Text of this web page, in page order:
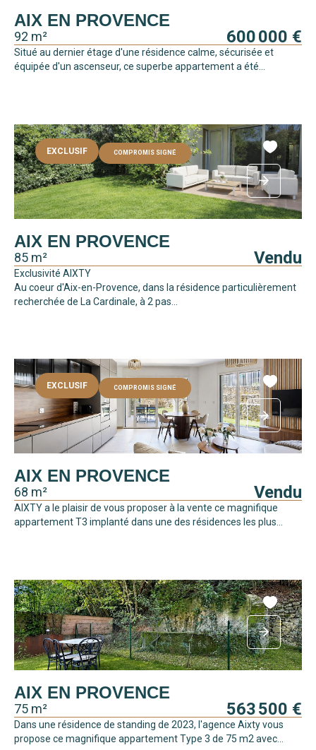
AIX EN PROVENCE
92 m² 600 000 €
Situé au dernier étage d'une résidence calme, sécurisée et
équipée d'un ascenseur, ce superbe appartement a été...
EXCLUSIF COMPROMIS SIGNÉ
AIX EN PROVENCE
85 m² Vendu
Exclusivité AIXTY
Au coeur d'Aix-en-Provence, dans la résidence particulièrement
recherchée de La Cardinale, à 2 pas...
EXCLUSIF COMPROMIS SIGNÉ
AIX EN PROVENCE
68 m² Vendu
AIXTY a le plaisir de vous proposer à la vente ce magnifique
appartement T3 implanté dans une des résidences les plus...
AIX EN PROVENCE
75 m² 563 500 €
Dans une résidence de standing de 2023, l'agence Aixty vous
propose ce magnifique appartement Type 3 de 75 m2 avec...